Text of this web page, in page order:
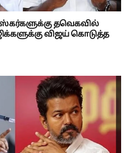
தவெகவில்
விஜய் கொடுத்த